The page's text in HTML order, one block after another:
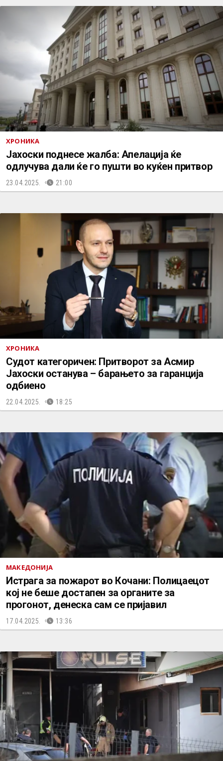
ХРОНИКА
Јахоски поднесе жалба: Апелација ќе
одлучува дали ќе го пушти во куќен притвор
23.04.2025. 21:00
ХРОНИКА
Судот категоричен: Притворот за Асмир
Јахоски останува – барањето за гаранција
одбиено
22.04.2025. 18:25
МАКЕДОНИЈА
Истрага за пожарот во Кочани: Полицаецот
кој не беше достапен за органите за
прогонот, денеска сам се пријавил
17.04.2025. 13:36